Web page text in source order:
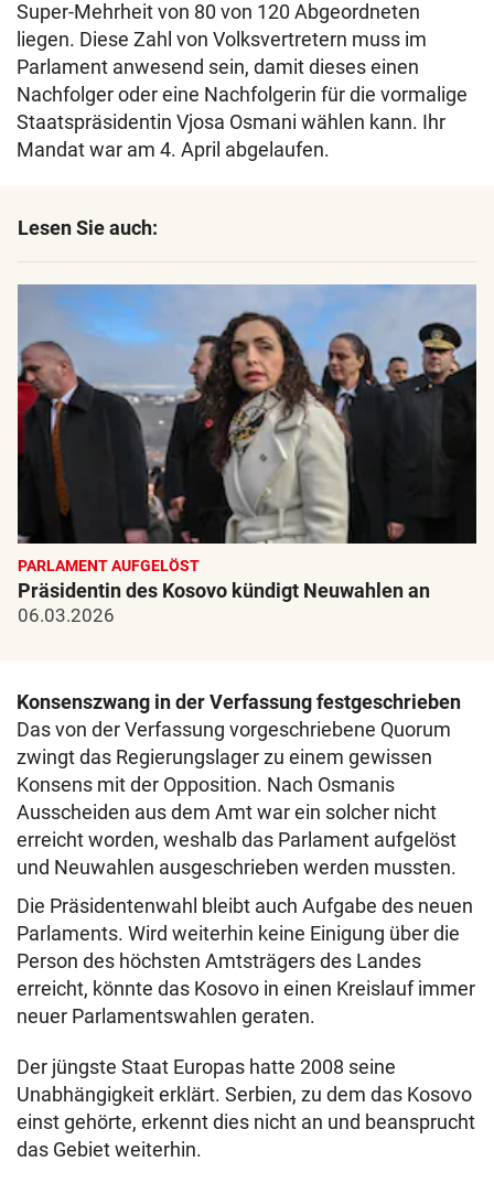
Super-Mehrheit von 80 von 120 Abgeordneten
liegen. Diese Zahl von Volksvertretern muss im
Parlament anwesend sein, damit dieses einen
Nachfolger oder eine Nachfolgerin für die vormalige
Staatspräsidentin Vjosa Osmani wählen kann. Ihr
Mandat war am 4. April abgelaufen.
Lesen Sie auch:
PARLAMENT AUFGELÖST
Präsidentin des Kosovo kündigt Neuwahlen an
06.03.2026
Konsenszwang in der Verfassung festgeschrieben
Das von der Verfassung vorgeschriebene Quorum
zwingt das Regierungslager zu einem gewissen
Konsens mit der Opposition. Nach Osmanis
Ausscheiden aus dem Amt war ein solcher nicht
erreicht worden, weshalb das Parlament aufgelöst
und Neuwahlen ausgeschrieben werden mussten.
Die Präsidentenwahl bleibt auch Aufgabe des neuen
Parlaments. Wird weiterhin keine Einigung über die
Person des höchsten Amtsträgers des Landes
erreicht, könnte das Kosovo in einen Kreislauf immer
neuer Parlamentswahlen geraten.
Der jüngste Staat Europas hatte 2008 seine
Unabhängigkeit erklärt. Serbien, zu dem das Kosovo
einst gehörte, erkennt dies nicht an und beansprucht
das Gebiet weiterhin.